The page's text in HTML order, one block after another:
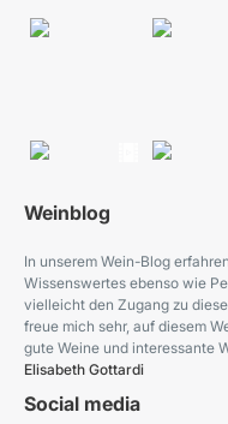
Weinblog
In unserem Wein-Blog
Wissenswertes ebenso wie
vielleicht den Zugang zu
freue mich sehr, auf diesem
gute Weine und interessante
Elisabeth Gottardi
Social media